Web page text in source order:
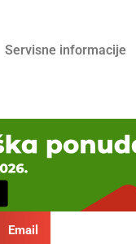
Servisne informacije
Email